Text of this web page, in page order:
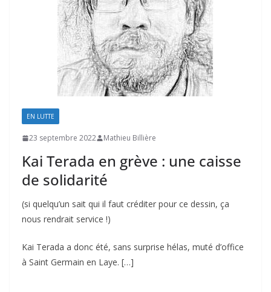
EN LUTTE
23 septembre 2022 Mathieu Billière
Kai Terada en grève : une caisse
de solidarité
(si quelqu’un sait qui il faut créditer pour ce dessin, ça
nous rendrait service !)
Kai Terada a donc été, sans surprise hélas, muté d’office
à Saint Germain en Laye. […]